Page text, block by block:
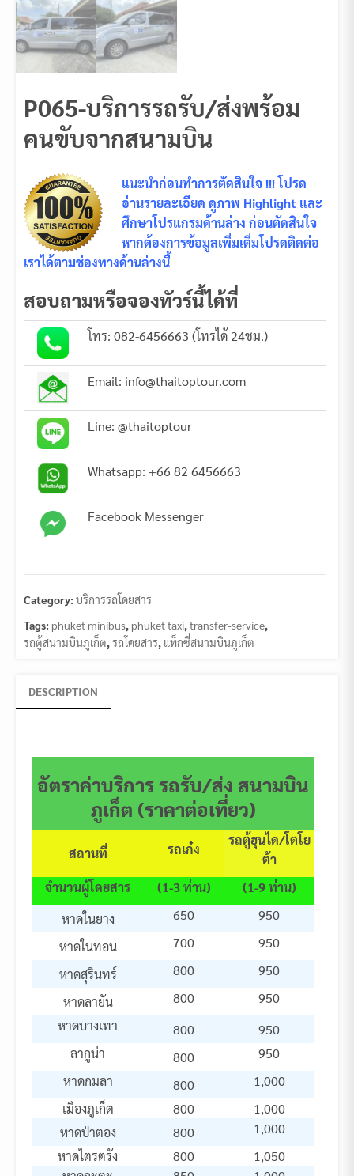
P065-บริการรถรับ/ส่งพร้อม
คนขับจากสนามบิน
แนะนำก่อนทำการตัดสินใจ !!! โปรด
อ่านรายละเอียด ดูภาพ Highlight และ
ศึกษาโปรแกรมด้านล่าง ก่อนตัดสินใจ
หากต้องการข้อมูลเพิ่มเติ่มโปรดติดต่อ
เราได้ตามช่องทางด้านล่างนี้
สอบถามหรือจองทัวร์นี้ได้ที่
โทร: 082-6456663 (โทรได้ 24ชม.)
Email: info@thaitoptour.com
Line: @thaitoptour
Whatsapp: +66 82 6456663
Facebook Messenger
Category: บริการรถโดยสาร
Tags: phuket minibus, phuket taxi,transfer-service,
รถตู้สนามบินภูเก็ต,รถโดยสาร, แท็กซี่สนามบินภูเก็ต
DESCRIPTION
อัตราค่าบริการ รถรับ/ส่ง สนามบิน
ภูเก็ต (ราคาต่อเที่ยว)
สถานที่ รถเก๋ง
รถตู้ฮุนได/โตโย
ต้า
จำนวนผู้โดยสาร
(1-3 ท่าน)
(1-9 ท่าน)
หาดในยาง
650
950
หาดในทอน
700
950
หาดสุรินทร์
800
950
หาดลายัน
800
950
หาดบางเทา
800
950
ลากูน่า
800
950
หาดกมลา
800
1,000
เมืองภูเก็ต
800
1,000
หาดป่าตอง
800
1,000
หาดไตรตรัง
800
1,050